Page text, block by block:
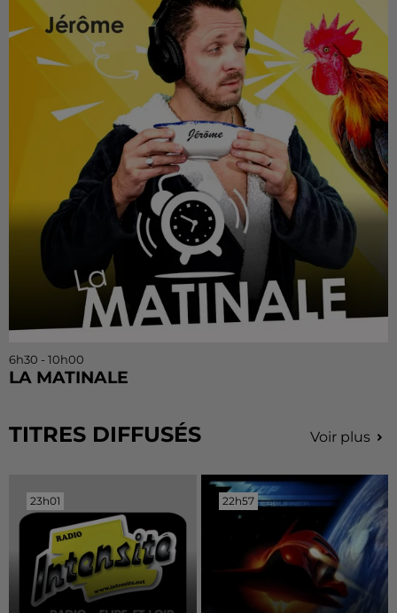
6h30 - 10h00
LA MATINALE
TITRES DIFFUSÉS Voir plus
23h01
23h01 22h57
22h57